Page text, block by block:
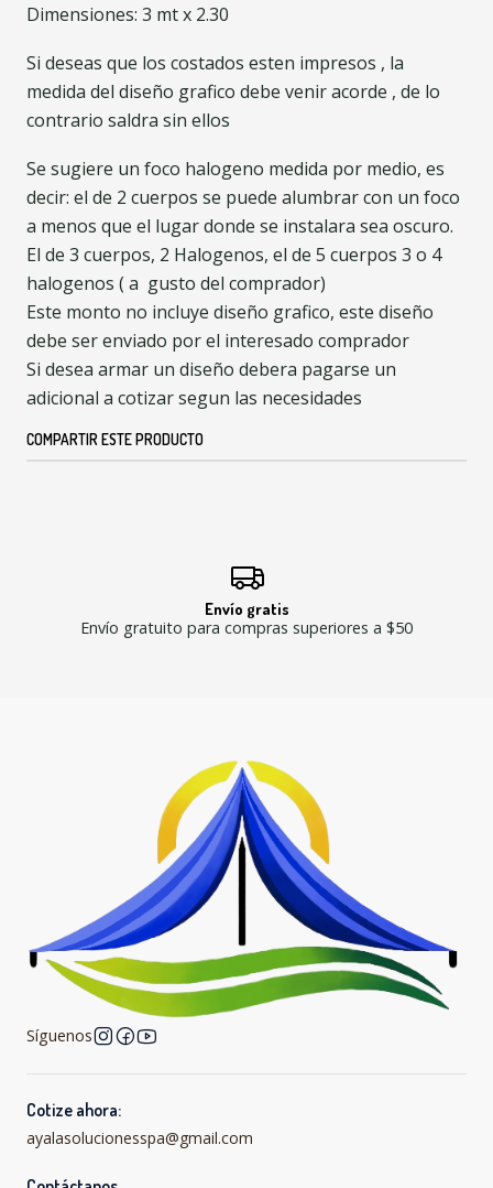
Dimensiones: 3 mt x 2.30
Si deseas que los costados esten impresos , la
medida del diseño grafico debe venir acorde , de lo
contrario saldra sin ellos
Se sugiere un foco halogeno medida por medio, es
decir: el de 2 cuerpos se puede alumbrar con un foco
a menos que el lugar donde se instalara sea oscuro.
El de 3 cuerpos, 2 Halogenos, el de 5 cuerpos 3 o 4
halogenos ( a gusto del comprador)
Este monto no incluye diseño grafico, este diseño
debe ser enviado por el interesado comprador
Si desea armar un diseño debera pagarse un
adicional a cotizar segun las necesidades
COMPARTIR ESTE PRODUCTO
Envío gratis
Envío gratuito para compras superiores a $50
Síguenos
Cotize ahora:
ayalasolucionesspa@gmail.com